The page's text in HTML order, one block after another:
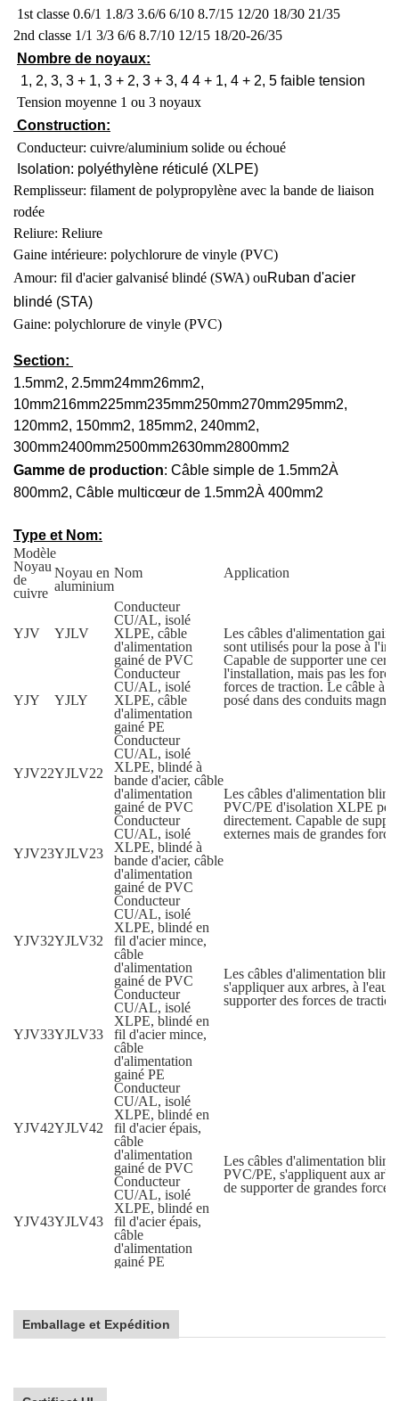
1st classe 0.6/1 1.8/3 3.6/6 6/10 8.7/15 12/20 18/30 21/35
2nd classe 1/1 3/3 6/6 8.7/10 12/15 18/20-26/35
Nombre de noyaux:
1, 2, 3, 3 + 1, 3 + 2, 3 + 3, 4 4 + 1, 4 + 2, 5 faible tension
Tension moyenne 1 ou 3 noyaux
Construction:
Conducteur: cuivre/aluminium solide ou échoué
Isolation: polyéthylène réticulé (XLPE)
Remplisseur: filament de polypropylène avec la bande de liaison
rodée
Reliure: Reliure
Gaine intérieure: polychlorure de vinyle (PVC)
Amour: fil d'acier galvanisé blindé (SWA) ouRuban d'acier
blindé (STA)
Gaine: polychlorure de vinyle (PVC)
Section:
1.5mm2, 2.5mm24mm26mm2,
10mm216mm225mm235mm250mm270mm295mm2,
120mm2, 150mm2, 185mm2, 240mm2,
300mm2400mm2500mm2630mm2800mm2
Gamme de production: Câble simple de 1.5mm2À
800mm2, Câble multicœur de 1.5mm2À 400mm2
Type et Nom:
Modèle
Nom
Application
Noyau
de
cuivre
Noyau en
aluminium
YJV YJLV
Conducteur
CU/AL, isolé
XLPE, câble
d'alimentation
gainé de PVC
Les câbles d'alimentation
sont utilisés pour la pose à
Capable de supporter une
l'installation, mais pas les
forces de traction. Le câble à
posé dans des conduits
YJY YJLY
Conducteur
CU/AL, isolé
XLPE, câble
d'alimentation
gainé PE
YJV22YJLV22
Conducteur
CU/AL, isolé
XLPE, blindé à
bande d'acier, câble
d'alimentation
gainé de PVC
Les câbles d'alimentation
PVC/PE d'isolation XLPE
directement. Capable de
externes mais de grandes
YJV23YJLV23
Conducteur
CU/AL, isolé
XLPE, blindé à
bande d'acier, câble
d'alimentation
gainé de PVC
YJV32YJLV32
Conducteur
CU/AL, isolé
XLPE, blindé en
fil d'acier mince,
câble
d'alimentation
gainé de PVC
Les câbles d'alimentation
s'appliquer aux arbres, à l'eau
supporter des forces de
YJV33YJLV33
Conducteur
CU/AL, isolé
XLPE, blindé en
fil d'acier mince,
câble
d'alimentation
gainé PE
YJV42YJLV42
Conducteur
CU/AL, isolé
XLPE, blindé en
fil d'acier épais,
câble
d'alimentation
gainé de PVC
Les câbles d'alimentation
PVC/PE, s'appliquent aux
de supporter de grandes
YJV43YJLV43
Conducteur
CU/AL, isolé
XLPE, blindé en
fil d'acier épais,
câble
d'alimentation
gainé PE
Emballage et Expédition